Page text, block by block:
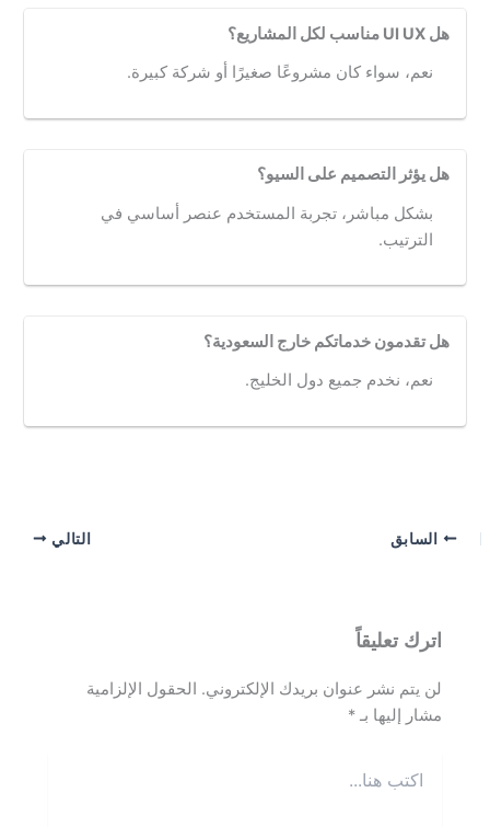
هل UI UX مناسب لكل المشاريع؟
نعم، سواء كان مشروعًا صغيرًا أو شركة كبيرة.
هل يؤثر التصميم على السيو؟
بشكل مباشر، تجربة المستخدم عنصر أساسي في
الترتيب.
هل تقدمون خدماتكم خارج السعودية؟
نعم، نخدم جميع دول الخليج.
السابق التالي
اترك تعليقاً
لن يتم نشر عنوان بريدك الإلكتروني.
الحقول الإلزامية
مشار إليها بـ*
هنا...